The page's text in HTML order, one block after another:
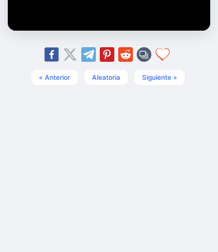
« Anterior Aleatoria Siguiente »